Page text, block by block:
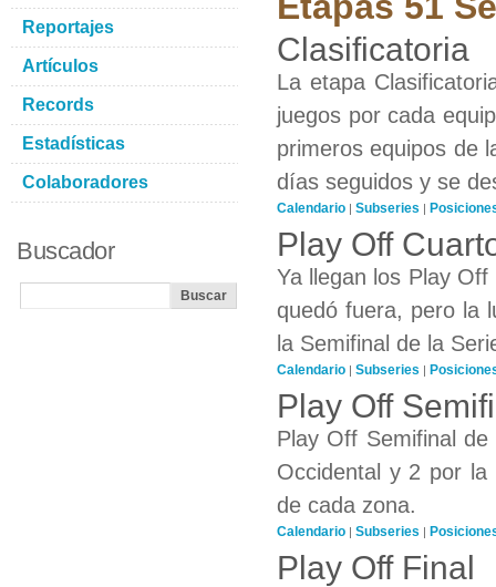
Clasificatoria
La etapa
juegos por cada
primeros equipos de
días seguidos y se
Calendario | Subseries |
Play Off
Ya llegan los Play
quedó fuera, pero la
la Semifinal de la
Calendario | Subseries |
Play Off
Play Off Semifinal
Occidental y 2 por
de cada zona.
Calendario | Subseries |
Play Off Final
Reportajes
Artículos
Records
Estadísticas
Colaboradores
Buscador